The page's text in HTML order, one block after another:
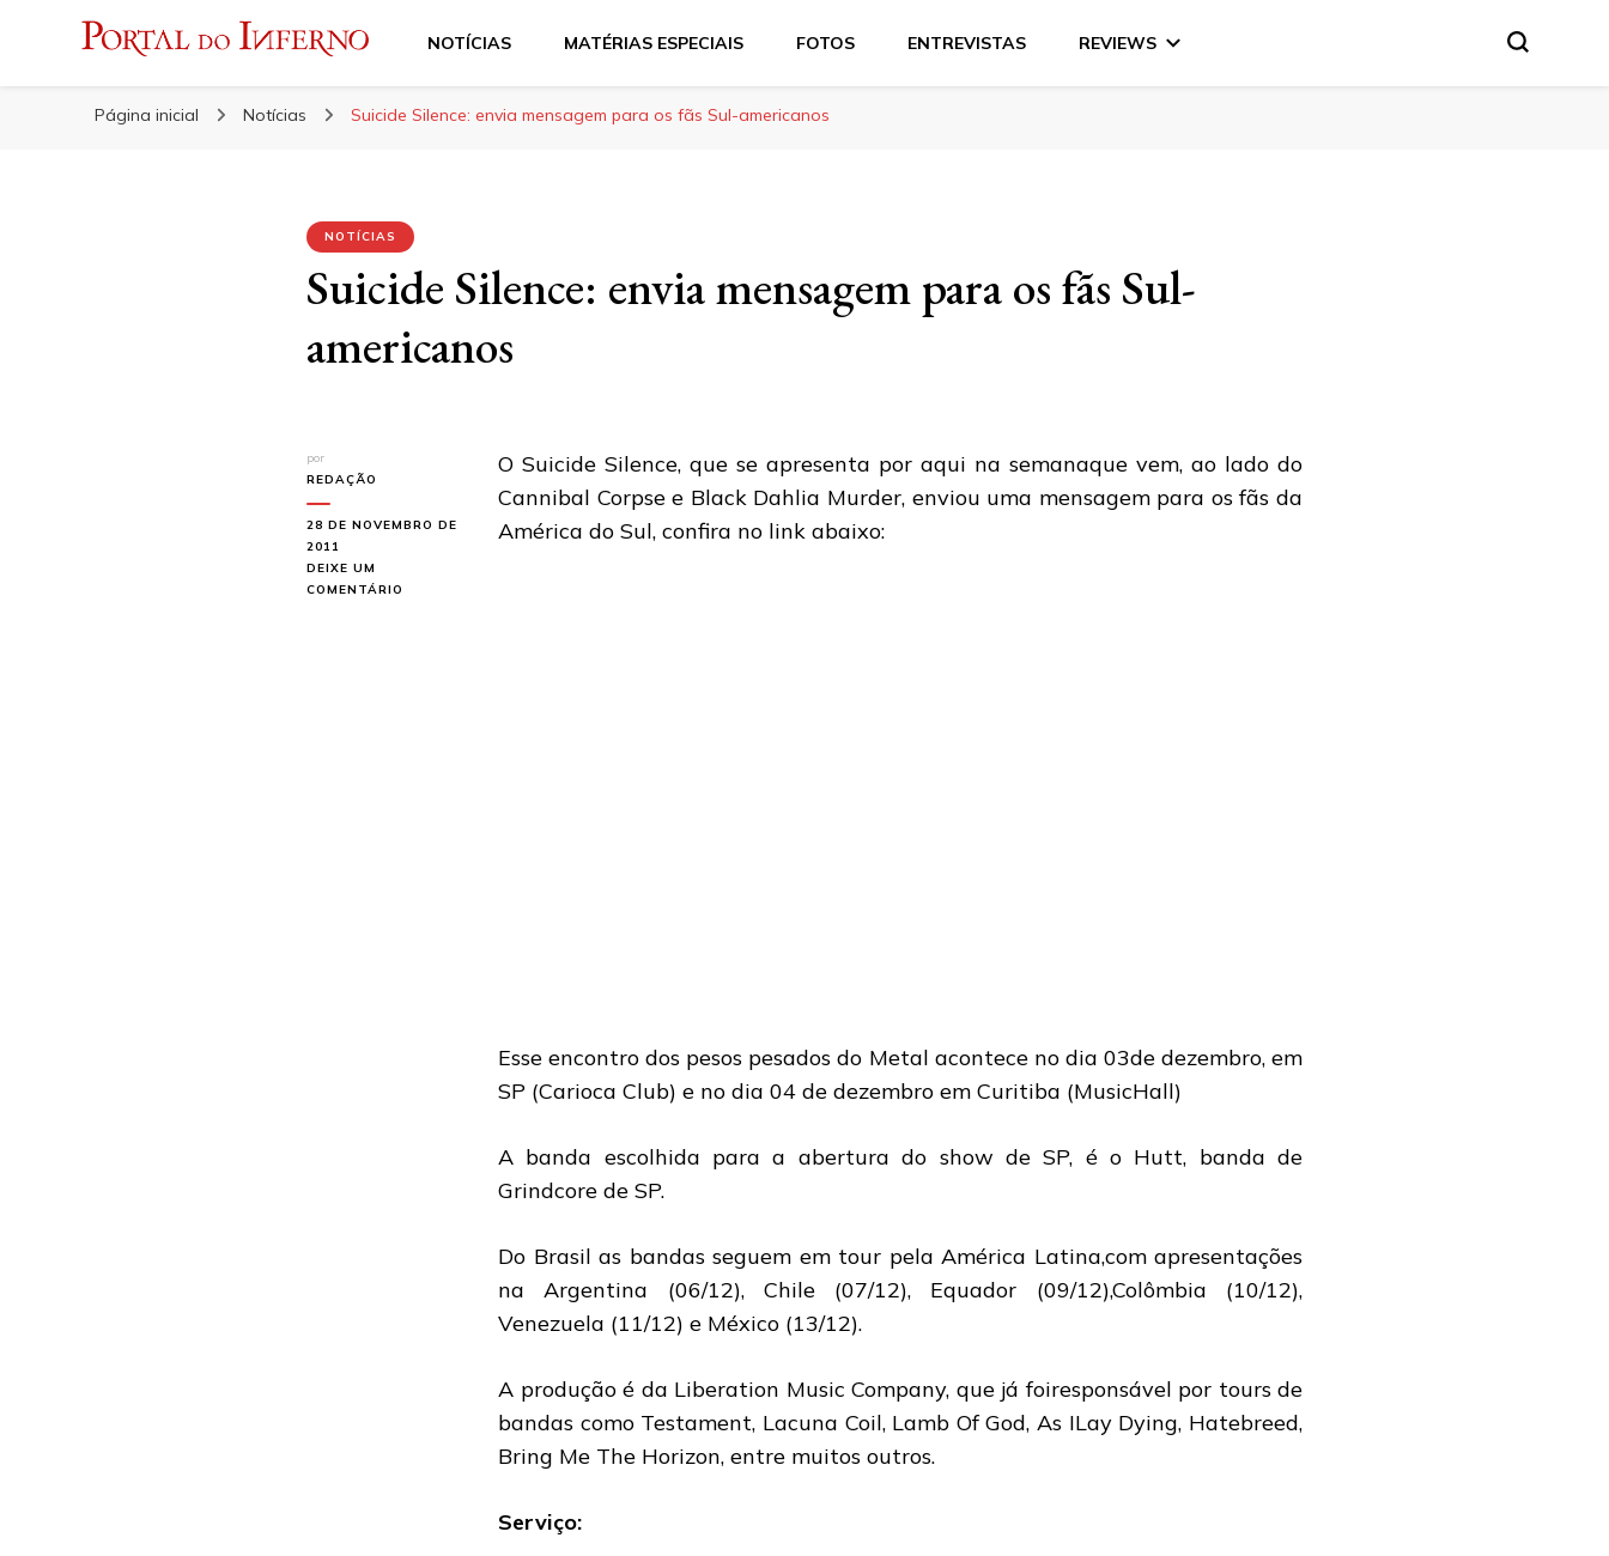
Portal do Inferno
NOTÍCIAS MATÉRIAS ESPECIAIS FOTOS ENTREVISTAS REVIEWS
Página inicial Notícias Suicide Silence: envia mensagem para os fãs Sul-americanos
NOTÍCIAS
Suicide Silence: envia mensagem para os fãs Sul-
americanos
por
REDAÇÃO
28 DE NOVEMBRO DE
2011
DEIXE UM
COMENTÁRIO
O Suicide Silence, que se apresenta por aqui na semanaque vem, ao lado do
Cannibal Corpse e Black Dahlia Murder, enviou uma mensagem para os fãs da
América do Sul, confira no link abaixo:
Esse encontro dos pesos pesados do Metal acontece no dia 03de dezembro, em
SP (Carioca Club) e no dia 04 de dezembro em Curitiba (MusicHall)
A banda escolhida para a abertura do show de SP, é o Hutt, banda de
Grindcore de SP.
Do Brasil as bandas seguem em tour pela América Latina,com apresentações
na Argentina (06/12), Chile (07/12), Equador (09/12),Colômbia (10/12),
Venezuela (11/12) e México (13/12).
A produção é da Liberation Music Company, que já foiresponsável por tours de
bandas como Testament, Lacuna Coil, Lamb Of God, As ILay Dying, Hatebreed,
Bring Me The Horizon, entre muitos outros.
Serviço: